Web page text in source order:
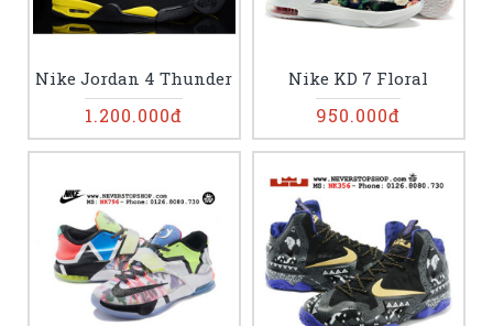
Nike Jordan 4 Thunder
1.200.000đ
Nike KD 7 Floral
950.000đ